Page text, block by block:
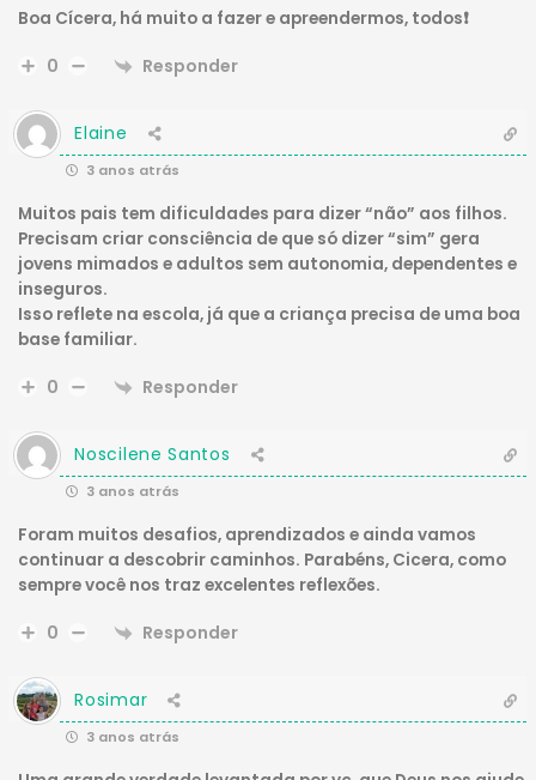
Boa Cícera, há muito a fazer e apreendermos, todos❗️
0 Responder
Elaine
3 anos atrás
Muitos pais tem dificuldades para dizer “não” aos filhos.
Precisam criar consciência de que só dizer “sim” gera
jovens mimados e adultos sem autonomia, dependentes e
inseguros.
Isso reflete na escola, já que a criança precisa de uma boa
base familiar.
0 Responder
Noscilene Santos
3 anos atrás
Foram muitos desafios, aprendizados e ainda vamos
continuar a descobrir caminhos. Parabéns, Cicera, como
sempre você nos traz excelentes reflexões.
0 Responder
Rosimar
3 anos atrás